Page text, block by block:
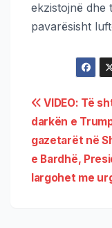
ekzistojnë dhe
pavarësisht
VIDEO: Të
darkën e
gazetarët në
e Bardhë,
largohet me